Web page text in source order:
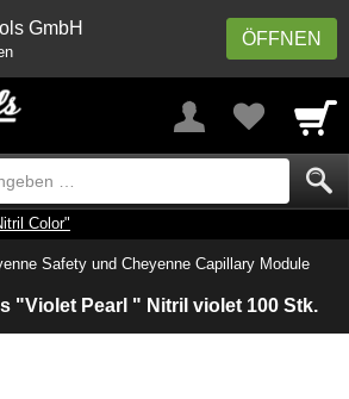
ÖFFNEN
GmbH
Color"
Safety und Cheyenne Capillary Module
"Violet Pearl " Nitril violet 100 Stk.